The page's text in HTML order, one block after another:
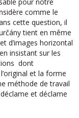
comme le
cette question, il
tient en même
d’images horizontal
insistant sur les
dont
et la forme
méthode de travail
et déclame